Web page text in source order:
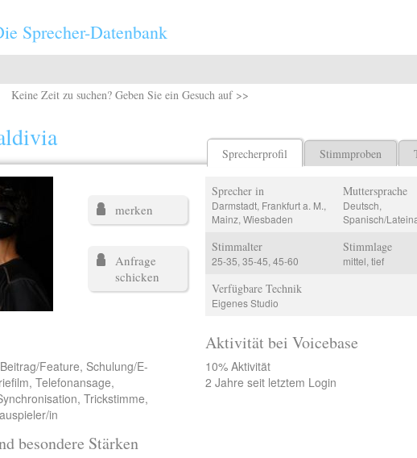
Sprecher-Datenbank
Keine Zeit zu suchen? Geben Sie ein Gesuch auf >>
Sprecherprofil Stimmproben
merken
Anfrage
schicken
Sprecher in
Darmstadt, Frankfurt a. M.,
Mainz, Wiesbaden
Muttersprache
Deutsch,
Spanisch/
Stimmalter
25-35, 35-45, 45-60
Stimmlage
mittel, tief
Verfügbare Technik
Eigenes Studio
Feature, Schulung/E-
Telefonansage,
Trickstimme,
in
besondere Stärken
Aktivität bei Voicebase
10% Aktivität
2 Jahre seit letztem Login